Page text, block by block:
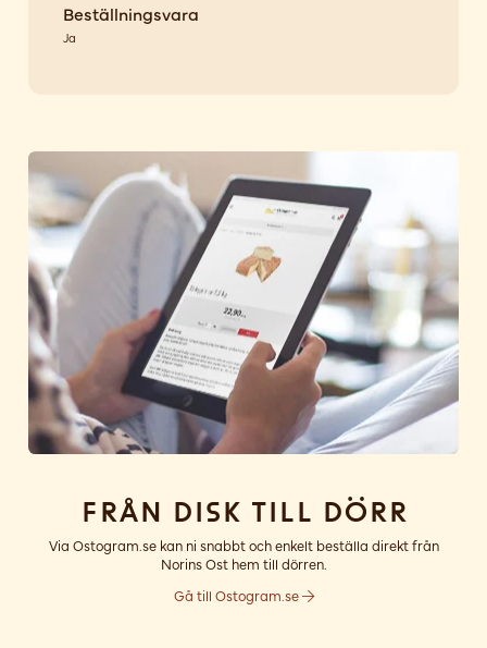
Beställningsvara
Ja
Från disk till dörr
Via Ostogram.se kan ni snabbt och enkelt beställa direkt från
Norins Ost hem till dörren.
Gå till Ostogram.se